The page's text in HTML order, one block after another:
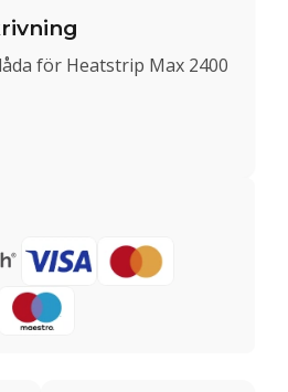
för Heatstrip Max 2400